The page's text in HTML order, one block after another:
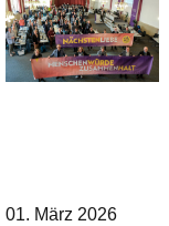
01. März 2026